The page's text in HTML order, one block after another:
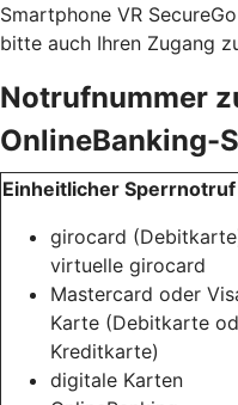
Smartphone VR
bitte auch Ihren Zugang
Notrufnummer
OnlineBanking-
Einheitlicher Sperrnotruf
girocard
virtuelle girocard
Mastercard oder
Karte (Debitkarte
Kreditkarte)
digitale Karten